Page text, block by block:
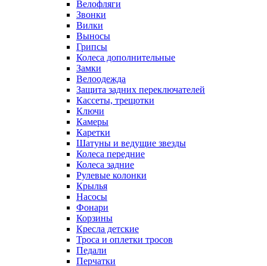
Велофляги
Звонки
Вилки
Выносы
Грипсы
Колеса дополнительные
Замки
Велоодежда
Защита задних переключателей
Кассеты, трещотки
Ключи
Камеры
Каретки
Шатуны и ведущие звезды
Колеса передние
Колеса задние
Рулевые колонки
Крылья
Насосы
Фонари
Корзины
Кресла детские
Троса и оплетки тросов
Педали
Перчатки